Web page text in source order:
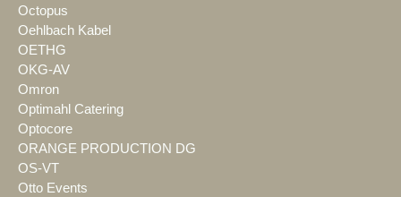
Octopus
Oehlbach Kabel
OETHG
OKG-AV
Omron
Optimahl Catering
Optocore
ORANGE PRODUCTION DG
OS-VT
Otto Events